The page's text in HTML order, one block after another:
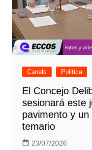
Canals Politica
El Concejo
sesionará este
pavimento y un
temario
23/07/2026